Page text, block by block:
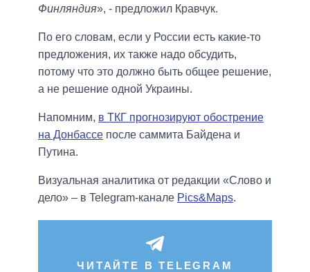
Финляндия», - предложил Кравчук.
По его словам, если у России есть какие-то
предложения, их также надо обсудить,
потому что это должно быть общее решение,
а не решение одной Украины.
Напомним, в ТКГ прогнозируют обострение
на Донбассе после саммита Байдена и
Путина.
Визуальная аналитика от редакции «Слово и
дело» – в Telegram-канале Pics&Maps.
ЧИТАЙТЕ В TELEGRAM